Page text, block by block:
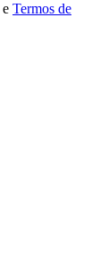
e Termos de